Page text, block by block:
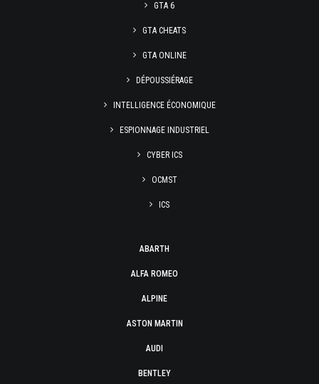
GTA 6
GTA CHEATS
GTA ONLINE
DÉPOUSSIÉRAGE
INTELLIGENCE ÉCONOMIQUE
ESPIONNAGE INDUSTRIEL
CYBER ICS
OCMST
ICS
ABARTH
ALFA ROMEO
ALPINE
ASTON MARTIN
AUDI
BENTLEY